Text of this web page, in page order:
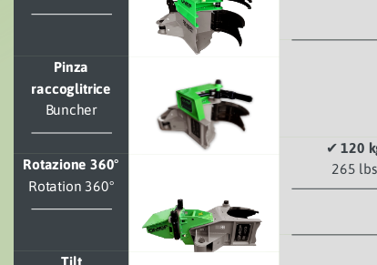
Pinza
raccoglitrice
Buncher
Rotazione 360°
Rotation 360°
✔120
265 lbs